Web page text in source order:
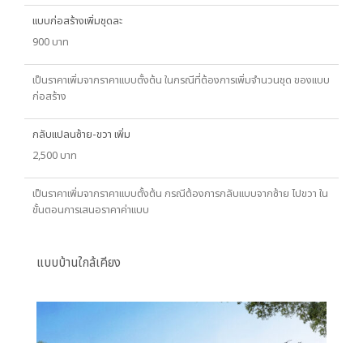
แบบก่อสร้างเพิ่มชุดละ
900 บาท
เป็นราคาเพิ่มจากราคาแบบตั้งต้น ในกรณีที่ต้องการเพิ่มจำนวนชุด ของแบบ
ก่อสร้าง
กลับแปลนซ้าย-ขวา เพิ่ม
2,500 บาท
เป็นราคาเพิ่มจากราคาแบบตั้งต้น กรณีต้องการกลับแบบจากซ้าย ไปขวา ใน
ขั้นตอนการเสนอราคาค่าแบบ
แบบบ้านใกล้เคียง